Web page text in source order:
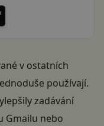
v ostatních
používají.
zadávání
Gmailu nebo